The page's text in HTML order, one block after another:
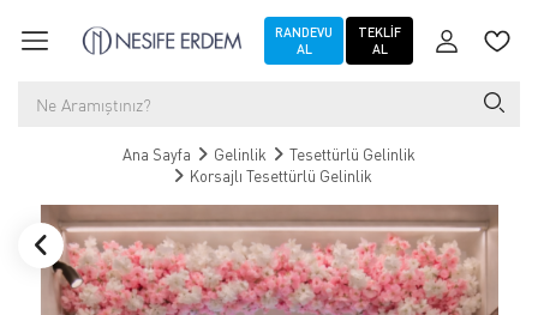
RANDEVU
AL
TEKLIF
AL
Ana Sayfa Gelinlik
Tesettürlü Gelinlik
Korsajlı Tesettürlü Gelinlik